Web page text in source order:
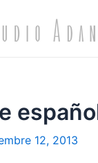
12, 2013